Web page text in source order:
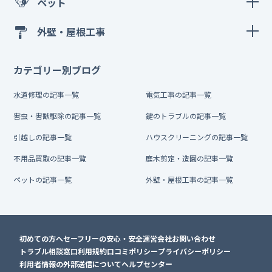
外壁・屋根工事
カテゴリー別ブログ
水道修理の記事一覧 電気工事の記事一覧
害虫・害獣駆除の記事一覧 鍵のトラブルの記事一覧
引越しの記事一覧 ハウスクリーニングの記事一覧
不用品買取の記事一覧 庭木剪定・造園の記事一覧
ペットの記事一覧 外壁・屋根工事の記事一覧
初めての方へセーフリーの安心・安全運営会社お問い合わせ
トラブル相談窓口利用規約口コミポリシープライバシーポリシー
利用者情報の外部送信についてヘルプセンター